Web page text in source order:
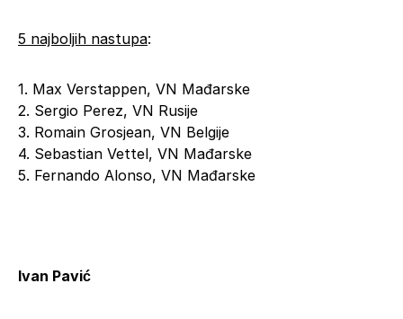
5 najboljih nastupa:
1. Max Verstappen, VN Mađarske
2. Sergio Perez, VN Rusije
3. Romain Grosjean, VN Belgije
4. Sebastian Vettel, VN Mađarske
5. Fernando Alonso, VN Mađarske
Ivan Pavić